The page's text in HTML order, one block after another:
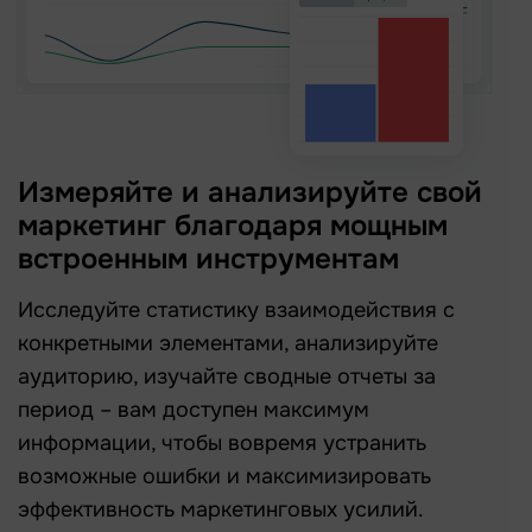
Измеряйте и анализируйте свой
маркетинг благодаря мощным
встроенным инструментам
Исследуйте статистику взаимодействия с
конкретными элементами, анализируйте
аудиторию, изучайте сводные отчеты за
период – вам доступен максимум
информации, чтобы вовремя устранить
возможные ошибки и максимизировать
эффективность маркетинговых усилий.